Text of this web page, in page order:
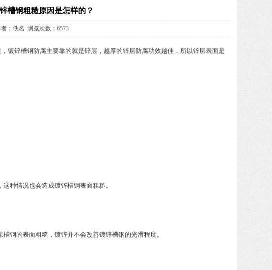
槽钢粗糙原因是怎样的？
：佚名 浏览次数：6573
镀锌槽钢防腐主要靠的就是锌层，越厚的锌层防腐功效越佳，所以锌层表面是
种情况也会造成镀锌槽钢表面粗糙。
钢的表面粗糙，镀锌并不会改善镀锌槽钢的光滑程度。